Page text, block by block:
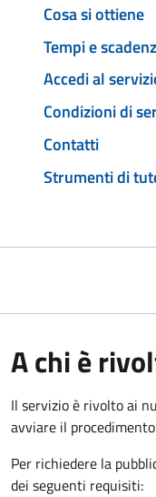
Cosa si ottiene
Tempi e
Accedi al
Condizioni di
Contatti
Strumenti di
A chi è
Il servizio è rivolto ai
avviare il
Per richiedere la
dei seguenti requisiti: